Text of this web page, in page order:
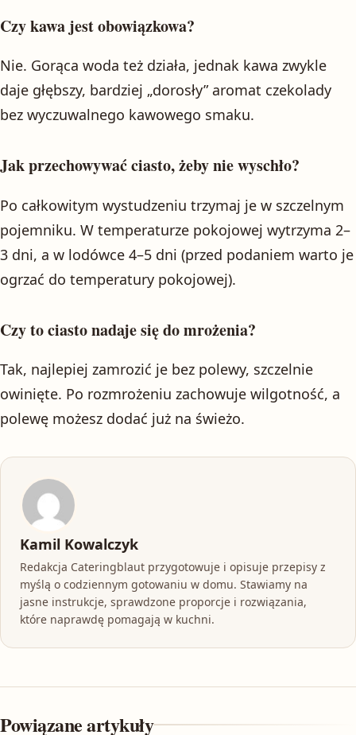
Czy kawa jest obowiązkowa?
Nie. Gorąca woda też działa, jednak kawa zwykle
daje głębszy, bardziej „dorosły” aromat czekolady
bez wyczuwalnego kawowego smaku.
Jak przechowywać ciasto, żeby nie wyschło?
Po całkowitym wystudzeniu trzymaj je w szczelnym
pojemniku. W temperaturze pokojowej wytrzyma 2–
3 dni, a w lodówce 4–5 dni (przed podaniem warto je
ogrzać do temperatury pokojowej).
Czy to ciasto nadaje się do mrożenia?
Tak, najlepiej zamrozić je bez polewy, szczelnie
owinięte. Po rozmrożeniu zachowuje wilgotność, a
polewę możesz dodać już na świeżo.
Kamil Kowalczyk
Redakcja Cateringblaut przygotowuje i opisuje przepisy z
myślą o codziennym gotowaniu w domu. Stawiamy na
jasne instrukcje, sprawdzone proporcje i rozwiązania,
które naprawdę pomagają w kuchni.
Powiązane artykuły